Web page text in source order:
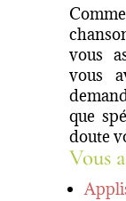
vous
vous
que
doute
Vous